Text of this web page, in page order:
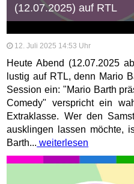
(12.07.2025) auf RTL
12. Juli 2025 14:53 Uhr
Heute Abend (12.07.2025
lustig auf RTL, denn Mario
Session ein: "Mario Barth
Comedy" verspricht ein
Extraklasse. Wer den
ausklingen lassen möchte,
Barth... weiterlesen